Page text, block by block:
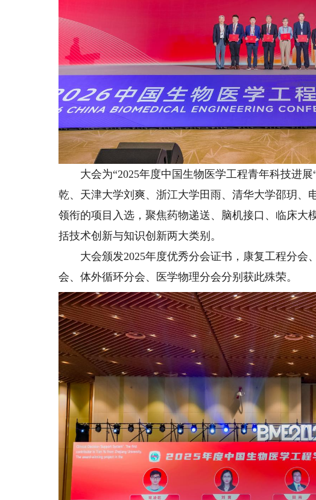
大会为“2025年度中国生物医学工程青年科技进展
乾、天津大学刘爽、浙江大学田雨、清华大学邵玥、
领衔的项目入选，聚焦药物递送、脑机接口、临床大
括技术创新与知识创新两大类别。
大会颁发2025年度优秀分会证书，康复工程分会
会、体外循环分会、医学物理分会分别获此殊荣。